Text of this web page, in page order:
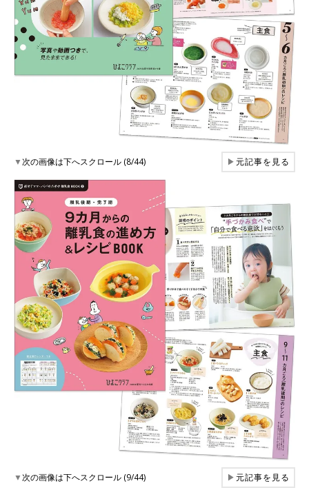
▼次の画像は下へスクロール (8/44) ▶元記事を見る
▼次の画像は下へスクロール (9/44) ▶元記事を見る